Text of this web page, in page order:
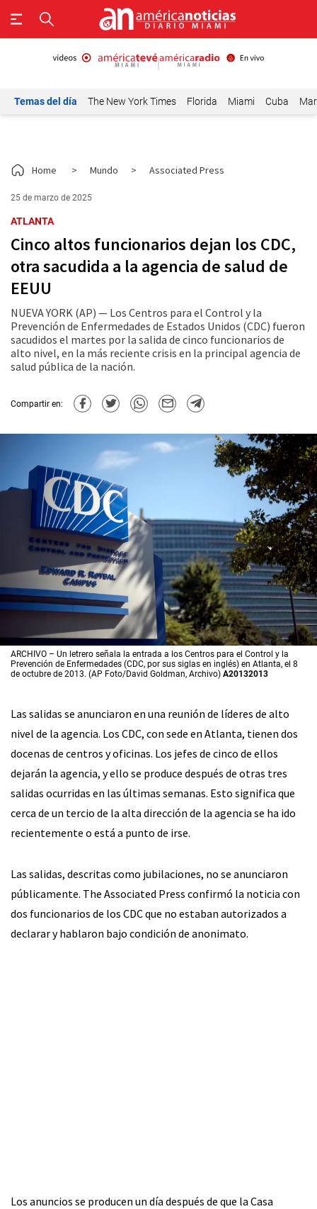
Temas del día The New York Times Florida Miami Cuba
Home > Mundo > Associated Press
25 de marzo de 2025
ATLANTA
Cinco altos funcionarios dejan los CDC,
otra sacudida a la agencia de salud de
EEUU
NUEVA YORK (AP) — Los Centros para el Control y la
Prevención de Enfermedades de Estados Unidos (CDC) fueron
sacudidos el martes por la salida de cinco funcionarios de
alto nivel, en la más reciente crisis en la principal agencia de
salud pública de la nación.
Compartir en:
ARCHIVO – Un letrero señala la entrada a los Centros para el Control y la
Prevención de Enfermedades (CDC, por sus siglas en inglés) en Atlanta, el 8
de octubre de 2013. (AP Foto/David Goldman, Archivo) A20132013
Las salidas se anunciaron en una reunión de líderes de alto
nivel de la agencia. Los CDC, con sede en Atlanta, tienen dos
docenas de centros y oficinas. Los jefes de cinco de ellos
dejarán la agencia, y ello se produce después de otras tres
salidas ocurridas en las últimas semanas. Esto significa que
cerca de un tercio de la alta dirección de la agencia se ha ido
recientemente o está a punto de irse.
Las salidas, descritas como jubilaciones, no se anunciaron
públicamente. The Associated Press confirmó la noticia con
dos funcionarios de los CDC que no estaban autorizados a
declarar y hablaron bajo condición de anonimato.
Los anuncios se producen un día después de que la Casa